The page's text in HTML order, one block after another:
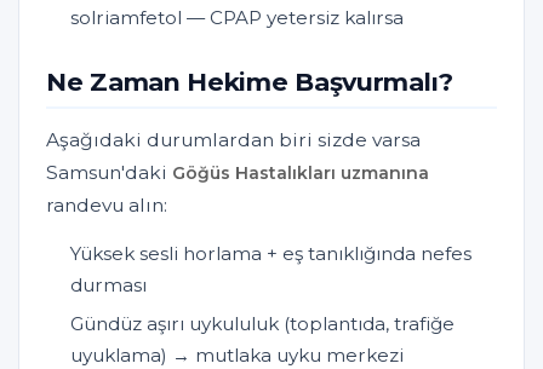
solriamfetol — CPAP yetersiz kalırsa
Ne Zaman Hekime Başvurmalı?
Aşağıdaki durumlardan biri sizde varsa
Samsun'daki Göğüs Hastalıkları uzmanına
randevu alın:
Yüksek sesli horlama + eş tanıklığında nefes
durması
Gündüz aşırı uykululuk (toplantıda, trafiğe
uyuklama) → mutlaka uyku merkezi